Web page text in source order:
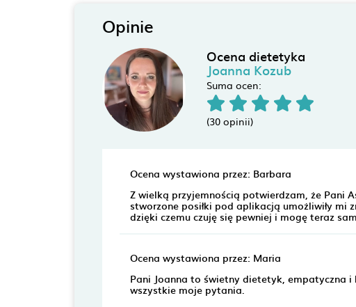
Opinie
Ocena dietetyka
Joanna Kozub
Suma ocen:
(30 opinii)
Ocena wystawiona przez: Barbara
Z wielką przyjemnością potwierdzam, że Pani
stworzone posiłki pod aplikacją umożliwiły
dzięki czemu czuję się pewniej i mogę teraz
Ocena wystawiona przez: Maria
Pani Joanna to świetny dietetyk, empatyczna
wszystkie moje pytania.